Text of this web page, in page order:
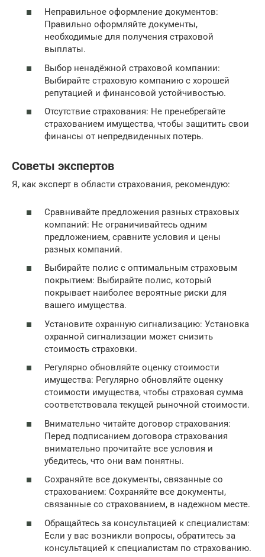
Неправильное оформление документов:
Правильно оформляйте документы,
необходимые для получения страховой
выплаты.
Выбор ненадёжной страховой компании:
Выбирайте страховую компанию с хорошей
репутацией и финансовой устойчивостью.
Отсутствие страхования: Не пренебрегайте
страхованием имущества, чтобы защитить свои
финансы от непредвиденных потерь.
Советы экспертов
Я, как эксперт в области страхования, рекомендую:
Сравнивайте предложения разных страховых
компаний: Не ограничивайтесь одним
предложением, сравните условия и цены
разных компаний.
Выбирайте полис с оптимальным страховым
покрытием: Выбирайте полис, который
покрывает наиболее вероятные риски для
вашего имущества.
Установите охранную сигнализацию: Установка
охранной сигнализации может снизить
стоимость страховки.
Регулярно обновляйте оценку стоимости
имущества: Регулярно обновляйте оценку
стоимости имущества, чтобы страховая сумма
соответствовала текущей рыночной стоимости.
Внимательно читайте договор страхования:
Перед подписанием договора страхования
внимательно прочитайте все условия и
убедитесь, что они вам понятны.
Сохраняйте все документы, связанные со
страхованием: Сохраняйте все документы,
связанные со страхованием, в надежном месте.
Обращайтесь за консультацией к специалистам:
Если у вас возникли вопросы, обратитесь за
консультацией к специалистам по страхованию.